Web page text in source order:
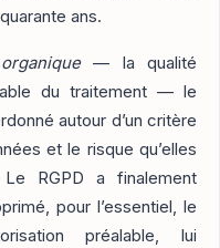
ans.
organique— la qualité
du traitement — le
autour d’un critère
et le risque qu’elles
RGPD a finalement
pour l’essentiel, le
préalable, lui